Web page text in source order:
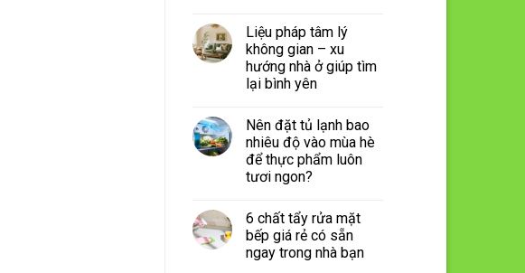
Liệu pháp tâm lý
không gian – xu
hướng nhà ở giúp tìm
lại bình yên
Nên đặt tủ lạnh bao
nhiêu độ vào mùa hè
để thực phẩm luôn
tươi ngon?
6 chất tẩy rửa mặt
bếp giá rẻ có sẵn
ngay trong nhà bạn